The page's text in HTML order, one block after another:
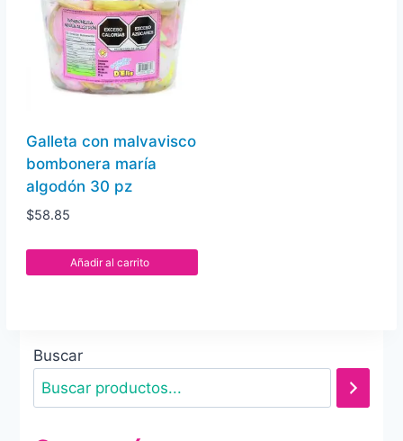
Galleta con malvavisco
bombonera maría
algodón 30 pz
$58.85
Añadir al carrito
Buscar